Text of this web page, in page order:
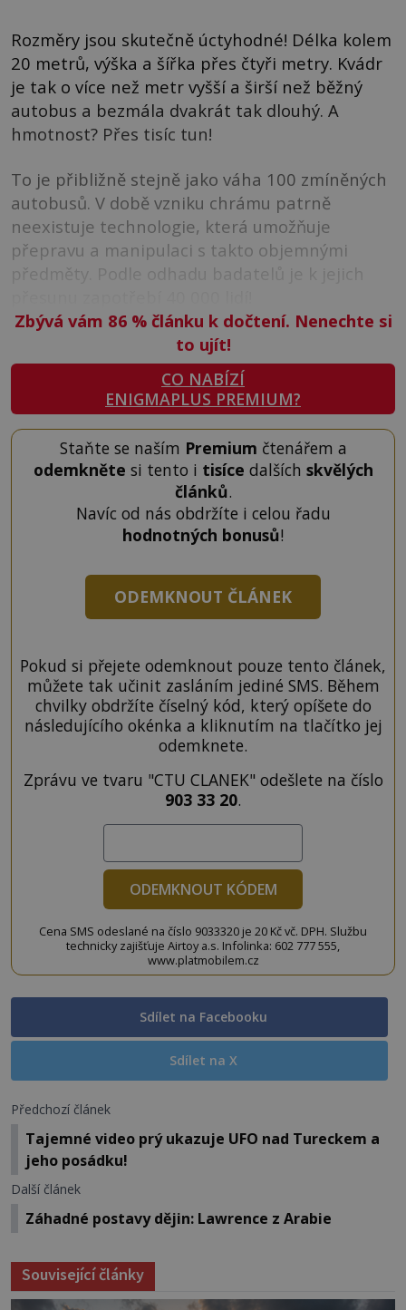
Rozměry jsou skutečně úctyhodné! Délka kolem
20 metrů, výška a šířka přes čtyři metry. Kvádr
je tak o více než metr vyšší a širší než běžný
autobus a bezmála dvakrát tak dlouhý. A
hmotnost? Přes tisíc tun!
To je přibližně stejně jako váha 100 zmíněných
autobusů. V době vzniku chrámu patrně
neexistuje technologie, která umožňuje
přepravu a manipulaci s takto objemnými
předměty. Podle odhadu badatelů je k jejich
Zbývá vám 86 %článku k dočtení. Nenechte si
to ujít!
CO NABÍZÍ
ENIGMAPLUS PREMIUM?
Staňte se naším Premium čtenářem a
odemkněte si tento i tisíce dalších skvělých
článků.
Navíc od nás obdržíte i celou řadu
hodnotných bonusů!
ODEMKNOUT ČLÁNEK
Pokud si přejete odemknout pouze tento článek,
můžete tak učinit zasláním jediné SMS. Během
chvilky obdržíte číselný kód, který opíšete do
následujícího okénka a kliknutím na tlačítko jej
odemknete.
Zprávu ve tvaru "CTU CLANEK" odešlete na číslo
903 33 20.
ODEMKNOUT KÓDEM
Cena SMS odeslané na číslo 9033320 je 20 Kč vč. DPH. Službu
technicky zajišťuje Airtoy a.s. Infolinka: 602 777 555,
www.platmobilem.cz
Sdílet na Facebooku
Sdílet na X
Předchozí článek
Tajemné video prý ukazuje UFO nad Tureckem a
jeho posádku!
Další článek
Záhadné postavy dějin: Lawrence z Arabie
Související články